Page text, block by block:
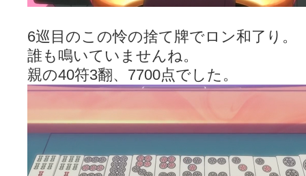
6巡目のこの怜の捨て牌でロン和了り。
誰も鳴いていませんね。
親の40符3翻、7700点でした。